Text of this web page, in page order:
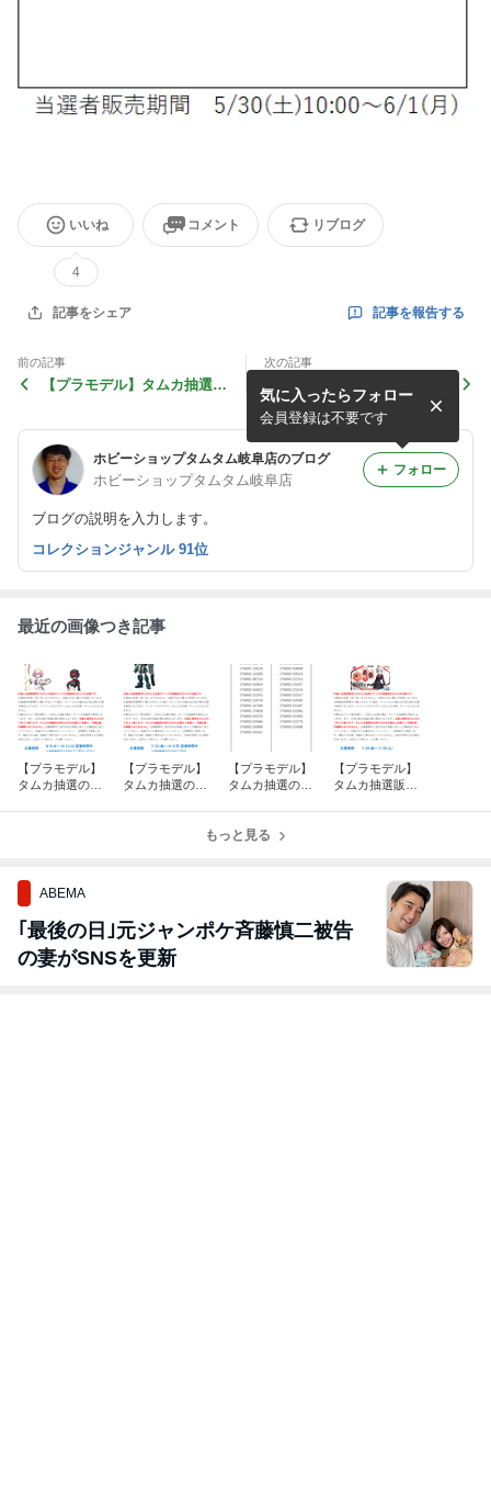
いいね
4
コメント リブログ
記事をシェア 記事を報告する
前の記事
【プラモデル】タムカ抽選販
次の記事
【プラモ】タムカ抽選当選発
表【再販品】
ホビーショップタムタム岐阜店のブログ
ホビーショップタムタム岐阜店
ブログの説明を入力します。
気に入ったらフォロー
会員登録は不要です
フォロー
コレクションジャンル 91位
最近の画像つき記事
【プラモデル】
タムカ抽選のお
【プラモデル】
タムカ抽選のお
【プラモデル】
タムカ抽選の当
【プラモデル】
タムカ抽選販売
もっと見る
ABEMA
｢最後の日｣元ジャンポケ斉藤慎二被告
の妻がSNSを更新